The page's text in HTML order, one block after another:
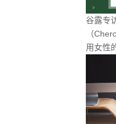
谷露专
（
用女性